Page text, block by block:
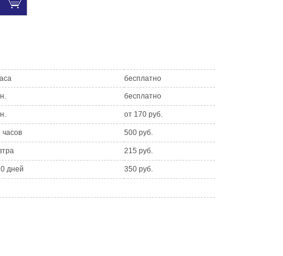
бесплатно
бесплатно
от 170 руб.
часов 500 руб.
215 руб.
дней 350 руб.